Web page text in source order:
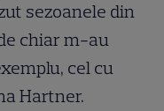
sezoanele din
chiar m-au
cel cu
Hartner.